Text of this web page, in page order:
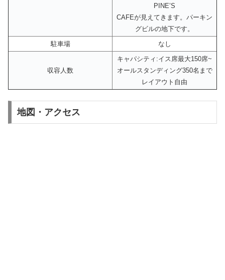
PINE’S
CAFEが見えてきます。パーキン
グビルの地下です。
駐車場
なし
収容人数
キャパシティ:イス席最大150席~
オールスタンディング350名まで
レイアウト自由
地図・アクセス